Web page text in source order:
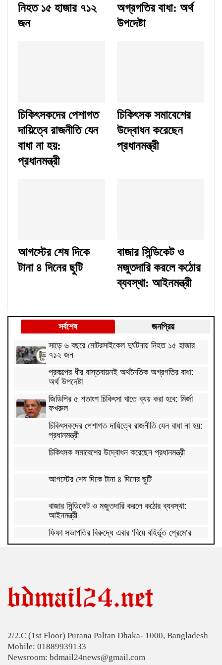
নিহত ১৫ হাজার ৭১২
জন
অগ্রগতির বাধা: অর্থ
উপদেষ্টা
চিকিৎসকদের পেশাগত
দায়িত্বে রাজনীতি যেন
বাধা না হয়:
প্রধানমন্ত্রী
চিকিৎসক সমাবেশের
উদ্বোধন করেছেন
প্রধানমন্ত্রী
আগস্টের শেষ দিকে
টানা ৪ দিনের ছুটি
বাজার সিন্ডিকেট ও
মজুতদারি করলে কঠোর
ব্যবস্থা: আইনমন্ত্রী
সর্বশেষ
জনপ্রিয়
সাড়ে ৬ বছরে মোটরসাইকেল দুর্ঘটনায় নিহত ১৫ হাজার
৭১২ জন
প্রকল্পের ধীর বাস্তবায়নই অর্থনৈতিক অগ্রগতির বাধা:
অর্থ উপদেষ্টা
জিডিপির ৫ শতাংশ চিকিৎসা খাতে ব্যয় করা হবে: মির্জা
ফখরুল
চিকিৎসকদের পেশাগত দায়িত্বে রাজনীতি যেন বাধা না হয়:
প্রধানমন্ত্রী
চিকিৎসক সমাবেশের উদ্বোধন করেছেন প্রধানমন্ত্রী
আগস্টের শেষ দিকে টানা ৪ দিনের ছুটি
বাজার সিন্ডিকেট ও মজুতদারি করলে কঠোর ব্যবস্থা:
আইনমন্ত্রী
ফিফা সভাপতির বিরুদ্ধে এবার ‘বিয়ে বহির্ভূত প্রেমে’র
অভিযোগ
রাজধানীতে ২৪ ঘণ্টায় ৪৮৫ গ্রেপ্তার
সোনার দাম ভ‌রি‌তে বাড়ল ৪ হাজার ৩৭৪ টাকা
2/2.C (1st Floor) Purana Paltan Dhaka- 1000, Bangladesh
Mobile: 01889939133
Newsroom: bdmail24news@gmail.com